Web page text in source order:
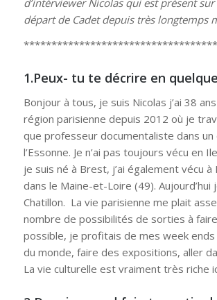
départ de Cadet depuis très longtemps
1.Peux- tu te décrire en
Bonjour à tous, je suis Nicolas j’ai 38
région parisienne depuis 2012 où je
que professeur documentaliste dans un
l’Essonne. Je n’ai pas toujours vécu en
je suis né à Brest, j’ai également vécu
dans le Maine-et-Loire (49). Aujourd’hui
Chatillon. La vie parisienne me plait
nombre de possibilités de sorties à
possible, je profitais de mes week
du monde, faire des expositions, aller
La vie culturelle est vraiment très riche